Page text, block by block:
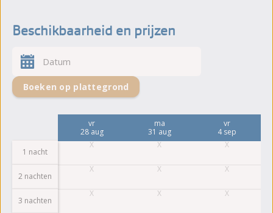
Beschikbaarheid en prijzen
Boeken op plattegrond
1 nacht
2 nachten
3 nachten
vr
28 aug
ma
31 aug
vr
4 sep